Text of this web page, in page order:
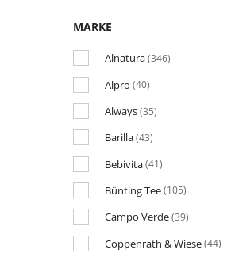
MARKE
Alnatura(346)
Alpro (40)
Always(35)
Barilla(43)
Bebivita(41)
Bünting Tee(105)
Campo Verde(39)
Coppenrath & Wiese(44)